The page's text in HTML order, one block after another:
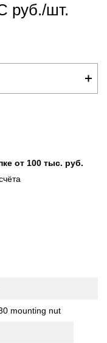
руб./шт.
от 100 тыс. руб.
mounting nut